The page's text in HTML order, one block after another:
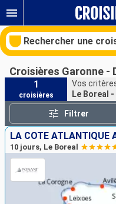
Rechercher une
Nos destinations
Mois de départ
Ports
Croisières Garonne -
1
croisières
Vos
Le Boreal
Filtrer
10 jours, Le Boreal